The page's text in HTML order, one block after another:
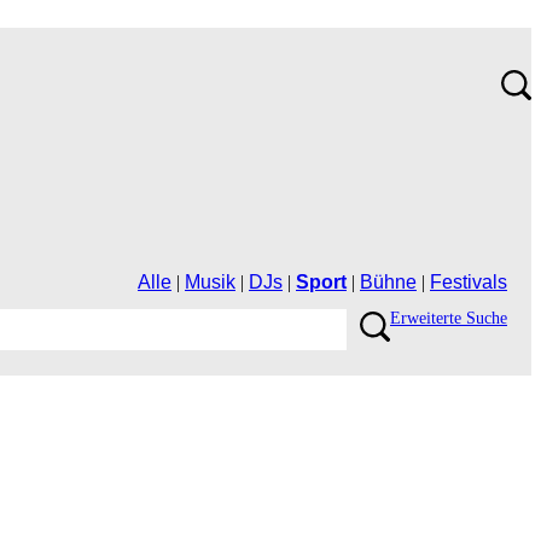
Alle | Musik | DJs | Sport | Bühne | Festivals
ErweiterteSuche